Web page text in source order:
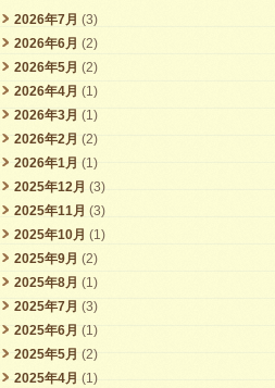
2026年7月 (3)
2026年6月 (2)
2026年5月 (2)
2026年4月 (1)
2026年3月 (1)
2026年2月 (2)
2026年1月 (1)
2025年12月 (3)
2025年11月 (3)
2025年10月 (1)
2025年9月 (2)
2025年8月 (1)
2025年7月 (3)
2025年6月 (1)
2025年5月 (2)
2025年4月 (1)